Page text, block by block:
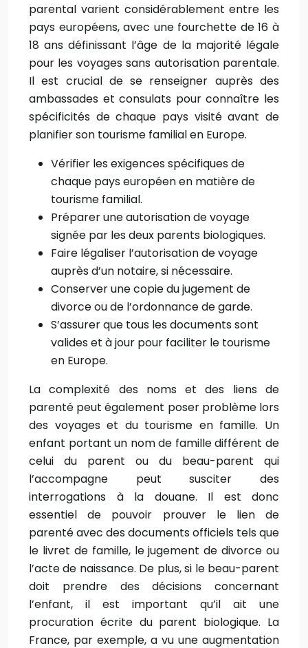
parental varient considérablement entre les
pays européens, avec une fourchette de 16 à
18 ans définissant l’âge de la majorité légale
pour les voyages sans autorisation parentale.
Il est crucial de se renseigner auprès des
ambassades et consulats pour connaître les
spécificités de chaque pays visité avant de
planifier son tourisme familial en Europe.
Vérifier les exigences spécifiques de
chaque pays européen en matière de
tourisme familial.
Préparer une autorisation de voyage
signée par les deux parents biologiques.
Faire légaliser l’autorisation de voyage
auprès d’un notaire, si nécessaire.
Conserver une copie du jugement de
divorce ou de l’ordonnance de garde.
S’assurer que tous les documents sont
valides et à jour pour faciliter le tourisme
en Europe.
La complexité des noms et des liens de
parenté peut également poser problème lors
des voyages et du tourisme en famille. Un
enfant portant un nom de famille différent de
celui du parent ou du beau-parent qui
l’accompagne peut susciter des
interrogations à la douane. Il est donc
essentiel de pouvoir prouver le lien de
parenté avec des documents officiels tels que
le livret de famille, le jugement de divorce ou
l’acte de naissance. De plus, si le beau-parent
doit prendre des décisions concernant
l’enfant, il est important qu’il ait une
procuration écrite du parent biologique. La
France, par exemple, a vu une augmentation